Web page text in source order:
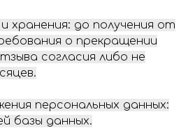
хранения: до получения от
о прекращении
согласия либо не
персональных данных:
базы данных.